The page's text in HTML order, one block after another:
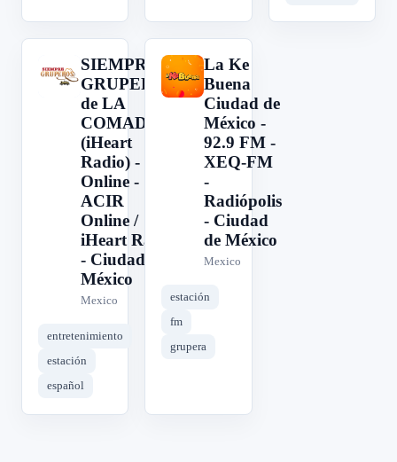
S
SIEMPRE
GRUPEROS
de LA
COMADRE
(iHeart
Radio) -
Online -
ACIR
Online /
iHeart Radio
- Ciudad de
México
Mexico
entretenimiento
estación
español
L
La Ke
Buena
Ciudad de
México -
92.9 FM -
XEQ-FM
-
Radiópolis
- Ciudad
de México
Mexico
estación
fm
grupera